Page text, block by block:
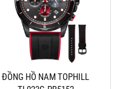
ĐỒNG HỒ NAM TOPHILL